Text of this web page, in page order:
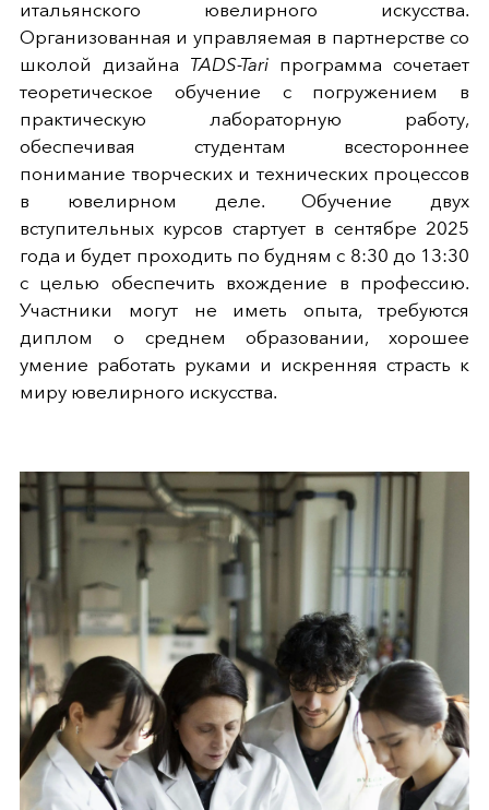
итальянского ювелирного искусства.
Организованная и управляемая в партнерстве со
школой дизайна TADS-Tari программа сочетает
теоретическое обучение с погружением в
практическую лабораторную работу,
обеспечивая студентам всестороннее
понимание творческих и технических процессов
в ювелирном деле. Обучение двух
вступительных курсов стартует в сентябре 2025
года и будет проходить по будням с 8:30 до 13:30
с целью обеспечить вхождение в профессию.
Участники могут не иметь опыта, требуются
диплом о среднем образовании, хорошее
умение работать руками и искренняя страсть к
миру ювелирного искусства.